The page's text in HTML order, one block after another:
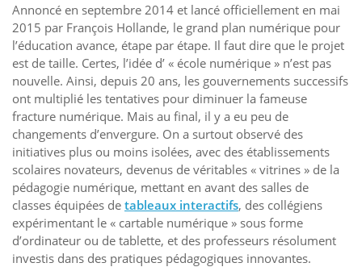
Annoncé en septembre 2014 et lancé officiellement en mai
2015 par François Hollande, le grand plan numérique pour
l’éducation avance, étape par étape. Il faut dire que le projet
est de taille. Certes, l’idée d’ « école numérique » n’est pas
nouvelle. Ainsi, depuis 20 ans, les gouvernements successifs
ont multiplié les tentatives pour diminuer la fameuse
fracture numérique. Mais au final, il y a eu peu de
changements d’envergure. On a surtout observé des
initiatives plus ou moins isolées, avec des établissements
scolaires novateurs, devenus de véritables « vitrines » de la
pédagogie numérique, mettant en avant des salles de
classes équipées de tableaux interactifs, des collégiens
expérimentant le « cartable numérique » sous forme
d’ordinateur ou de tablette, et des professeurs résolument
investis dans des pratiques pédagogiques innovantes.